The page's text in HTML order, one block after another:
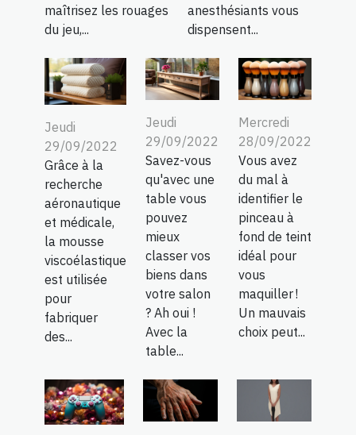
maîtrisez les rouages
du jeu,...
anesthésiants vous
dispensent...
Jeudi
29/09/2022
Grâce à la
recherche
aéronautique
et médicale,
la mousse
viscoélastique
est utilisée
pour
fabriquer
des...
Jeudi
29/09/2022
Savez-vous
qu'avec une
table vous
pouvez
mieux
classer vos
biens dans
votre salon
? Ah oui !
Avec la
table...
Mercredi
28/09/2022
Vous avez
du mal à
identifier le
pinceau à
fond de teint
idéal pour
vous
maquiller !
Un mauvais
choix peut...